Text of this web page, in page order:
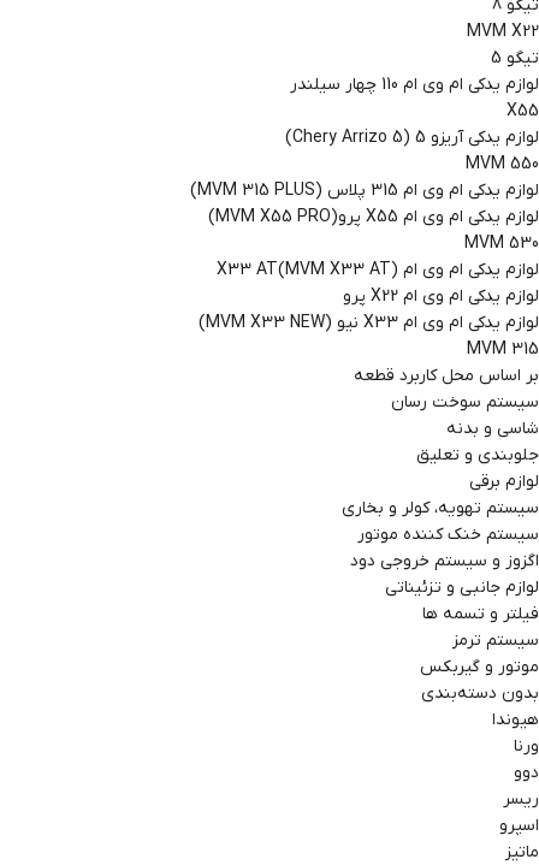
تیگو 8
MVM X22
تیگو 5
لوازم یدکی ام وی ام 110 چهار سیلندر
X55
لوازم یدکی آریزو 5 (Chery Arrizo 5)
MVM 550
لوازم یدکی ام وی ام 315 پلاس (MVM 315 PLUS)
لوازم یدکی ام وی ام X55 پرو(MVM X55 PRO)
MVM 530
لوازم یدکی ام وی ام X33 AT(MVM X33 AT)
لوازم یدکی ام وی ام X22 پرو
لوازم یدکی ام وی ام X33 نیو (MVM X33 NEW)
MVM 315
بر اساس محل کاربرد قطعه
سیستم سوخت رسان
شاسی و بدنه
جلوبندی و تعلیق
لوازم برقی
سیستم تهویه، کولر و بخاری
سیستم خنک کننده موتور
اگزوز و سیستم خروجی دود
لوازم جانبی و تزئیناتی
فیلتر و تسمه ها
سیستم ترمز
موتور و گیربکس
بدون دسته‌بندی
هیوندا
ورنا
دوو
ریسر
اسپرو
ماتیز